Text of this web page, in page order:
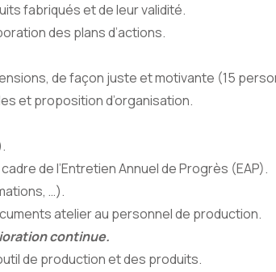
fabriqués et de leur validité.
des plans d’actions.
de façon juste et motivante (15
et proposition d’organisation.
de l’Entretien Annuel de Progrès (EAP).
…).
atelier au personnel de production.
continue.
de production et des produits.